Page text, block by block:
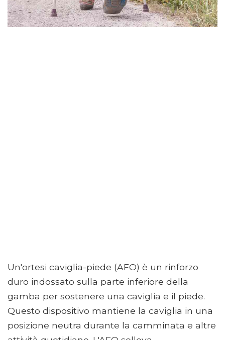
Un'ortesi caviglia-piede (AFO) è un rinforzo
duro indossato sulla parte inferiore della
gamba per sostenere una caviglia e il piede.
Questo dispositivo mantiene la caviglia in una
posizione neutra durante la camminata e altre